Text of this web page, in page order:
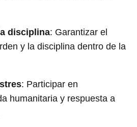
disciplina: Garantizar el
y la disciplina dentro de la
: Participar en
humanitaria y respuesta a